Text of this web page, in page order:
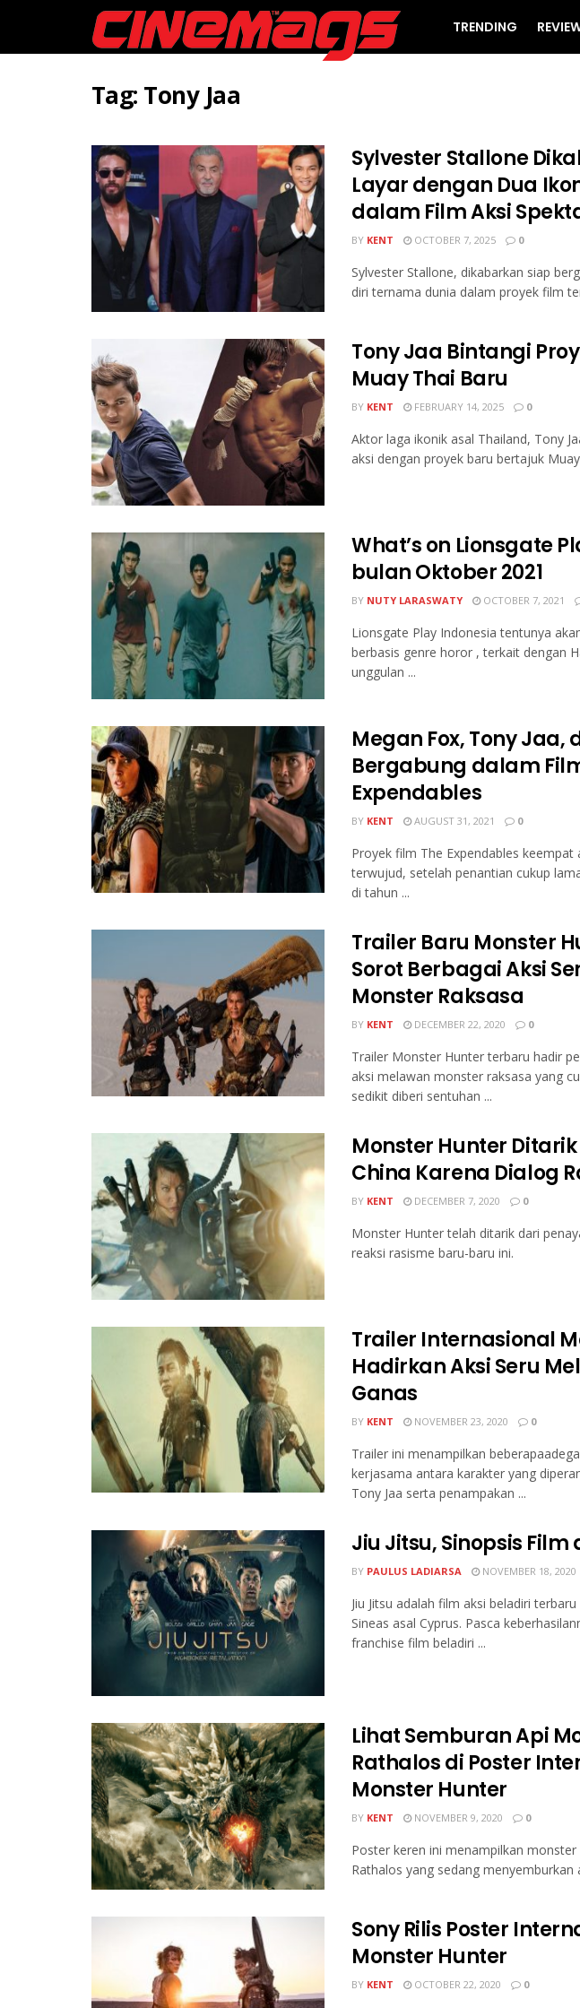
TRENDING
Tag: Tony Jaa
Sylvester Stallone
Layar dengan Dua
dalam Film Aksi
BY KENT OCTOBER 7, 2025 0
Sylvester Stallone, dikabarkan siap
diri ternama dunia dalam proyek film
Tony Jaa Bintangi
Muay Thai Baru
BY KENT FEBRUARY 14, 2025 0
Aktor laga ikonik asal Thailand, Tony
aksi dengan proyek baru bertajuk
What’s on Lionsgate
bulan Oktober 2021
BY NUTY LARASWATY OCTOBER 7, 2021
Lionsgate Play Indonesia tentunya
berbasis genre horor , terkait dengan
unggulan ...
Megan Fox, Tony Jaa,
Bergabung dalam
Expendables
BY KENT AUGUST 31, 2021 0
Proyek film The Expendables keempat
terwujud, setelah penantian cukup
di tahun ...
Trailer Baru Monster
Sorot Berbagai Aksi
Monster Raksasa
BY KENT DECEMBER 22, 2020 0
Trailer Monster Hunter terbaru hadir
aksi melawan monster raksasa yang
sedikit diberi sentuhan ...
Monster Hunter
China Karena Dialog
BY KENT DECEMBER 7, 2020 0
Monster Hunter telah ditarik dari
reaksi rasisme baru-baru ini.
Trailer Internasional
Hadirkan Aksi Seru
Ganas
BY KENT NOVEMBER 23, 2020 0
Trailer ini menampilkan
kerjasama antara karakter yang
Tony Jaa serta penampakan ...
Jiu Jitsu, Sinopsis Film
BY PAULUS LADIARSA NOVEMBER 18, 2020
Jiu Jitsu adalah film aksi beladiri
Sineas asal Cyprus. Pasca
franchise film beladiri ...
Lihat Semburan Api
Rathalos di Poster
Monster Hunter
BY KENT NOVEMBER 9, 2020 0
Poster keren ini menampilkan
Rathalos yang sedang menyemburkan
Sony Rilis Poster
Monster Hunter
BY KENT OCTOBER 22, 2020 0